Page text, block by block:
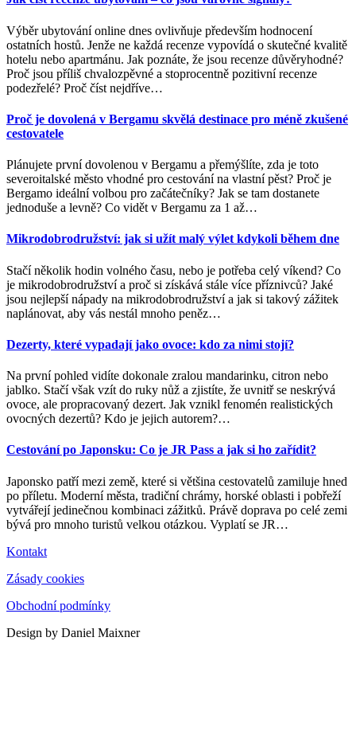
Výběr ubytování online dnes ovlivňuje především hodnocení
ostatních hostů. Jenže ne každá recenze vypovídá o skutečné kvalitě
hotelu nebo apartmánu. Jak poznáte, že jsou recenze důvěryhodné?
Proč jsou příliš chvalozpěvné a stoprocentně pozitivní recenze
podezřelé? Proč číst nejdříve…
Proč je dovolená v Bergamu skvělá destinace pro méně zkušené
cestovatele
Plánujete první dovolenou v Bergamu a přemýšlíte, zda je toto
severoitalské město vhodné pro cestování na vlastní pěst? Proč je
Bergamo ideální volbou pro začátečníky? Jak se tam dostanete
jednoduše a levně? Co vidět v Bergamu za 1 až…
Mikrodobrodružství: jak si užít malý výlet kdykoli během dne
Stačí několik hodin volného času, nebo je potřeba celý víkend? Co
je mikrodobrodružství a proč si získává stále více příznivců? Jaké
jsou nejlepší nápady na mikrodobrodružství a jak si takový zážitek
naplánovat, aby vás nestál mnoho peněz…
Dezerty, které vypadají jako ovoce: kdo za nimi stojí?
Na první pohled vidíte dokonale zralou mandarinku, citron nebo
jablko. Stačí však vzít do ruky nůž a zjistíte, že uvnitř se neskrývá
ovoce, ale propracovaný dezert. Jak vznikl fenomén realistických
ovocných dezertů? Kdo je jejich autorem?…
Cestování po Japonsku: Co je JR Pass a jak si ho zařídit?
Japonsko patří mezi země, které si většina cestovatelů zamiluje hned
po příletu. Moderní města, tradiční chrámy, horské oblasti i pobřeží
vytvářejí jedinečnou kombinaci zážitků. Právě doprava po celé zemi
bývá pro mnoho turistů velkou otázkou. Vyplatí se JR…
Kontakt
Zásady cookies
Obchodní podmínky
Design by Daniel Maixner